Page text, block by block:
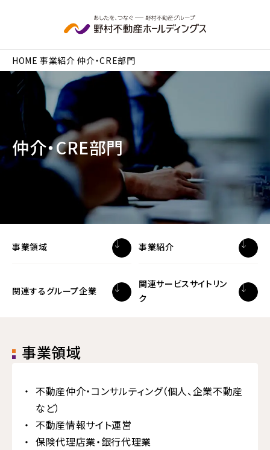
HOME 事業紹介 仲介・CRE部門
仲介・CRE部門
事業領域 事業紹介
関連するグループ企業
関連サービスサイトリン
ク
事業領域
不動産仲介・コンサルティング（個人、企業不動産
など）
不動産情報サイト運営
保険代理店業・銀行代理業